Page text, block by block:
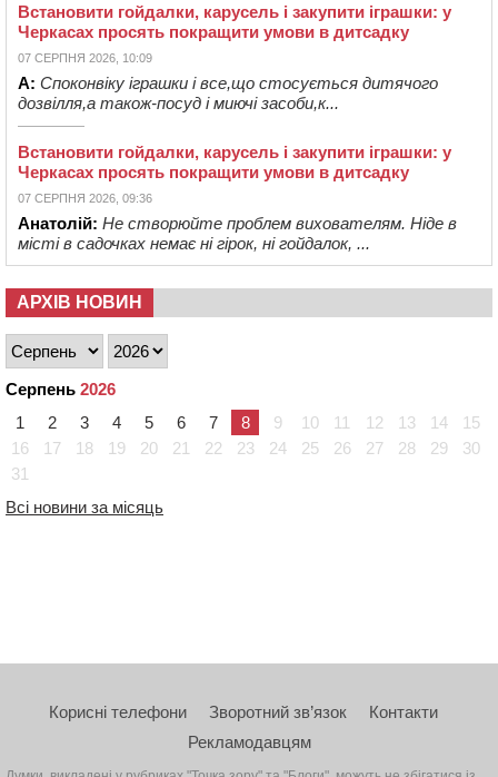
Встановити гойдалки, карусель і закупити іграшки: у
Черкасах просять покращити умови в дитсадку
07 СЕРПНЯ 2026, 10:09
А: Споконвіку іграшки і все,що стосується дитячого
дозвілля,а також-посуд і миючі засоби,к...
Встановити гойдалки, карусель і закупити іграшки: у
Черкасах просять покращити умови в дитсадку
07 СЕРПНЯ 2026, 09:36
Анатолій: Не створюйте проблем вихователям. Ніде в
місті в садочках немає ні гірок, ні гойдалок, ...
АРХІВ НОВИН
Серпень 2026
1
2 3 4 5 6 7 8 9 10 11 12 13 14
15
16
17 18 19 20 21 22 23 24 25 26 27 28 29
30
31
Всі новини за місяць
Корисні телефони Зворотний зв’язок
Контакти
Рекламодавцям